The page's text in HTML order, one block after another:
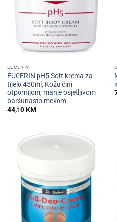
EUCERIN
EUCERIN pH5 Soft krema za
tijelo 450ml, Kožu čini
otpornijom, manje osjetljivom i
baršunasto mekom
44,10KM